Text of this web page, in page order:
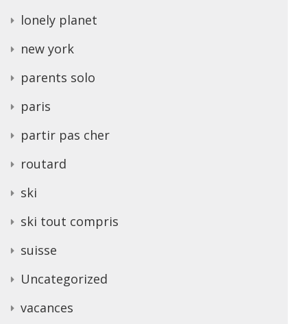
lonely planet
new york
parents solo
paris
partir pas cher
routard
ski
ski tout compris
suisse
Uncategorized
vacances